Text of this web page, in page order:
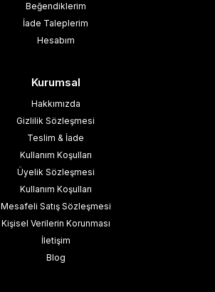
Beğendiklerim
İade Taleplerim
Hesabım
Kurumsal
Hakkımızda
Gizlilik Sözleşmesi
Teslim & İade
Kullanım Koşulları
Üyelik Sözleşmesi
Kullanım Koşulları
Mesafeli Satış Sözleşmesi
Kişisel Verilerin Korunması
İletişim
Blog